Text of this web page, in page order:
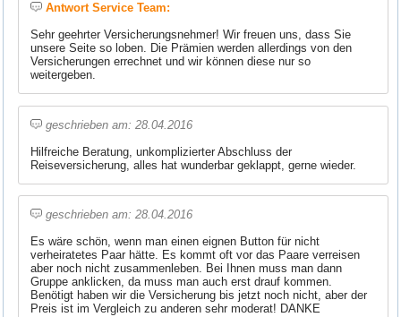
Antwort Service Team:
Sehr geehrter Versicherungsnehmer! Wir freuen uns, dass Sie
unsere Seite so loben. Die Prämien werden allerdings von den
Versicherungen errechnet und wir können diese nur so
weitergeben.
geschrieben am: 28.04.2016
Hilfreiche Beratung, unkomplizierter Abschluss der
Reiseversicherung, alles hat wunderbar geklappt, gerne wieder.
geschrieben am: 28.04.2016
Es wäre schön, wenn man einen eignen Button für nicht
verheiratetes Paar hätte. Es kommt oft vor das Paare verreisen
aber noch nicht zusammenleben. Bei Ihnen muss man dann
Gruppe anklicken, da muss man auch erst drauf kommen.
Benötigt haben wir die Versicherung bis jetzt noch nicht, aber der
Preis ist im Vergleich zu anderen sehr moderat! DANKE